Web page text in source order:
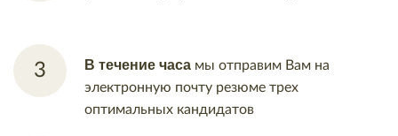
В течение часа мы отправим Вам на
электронную почту резюме трех
оптимальных кандидатов